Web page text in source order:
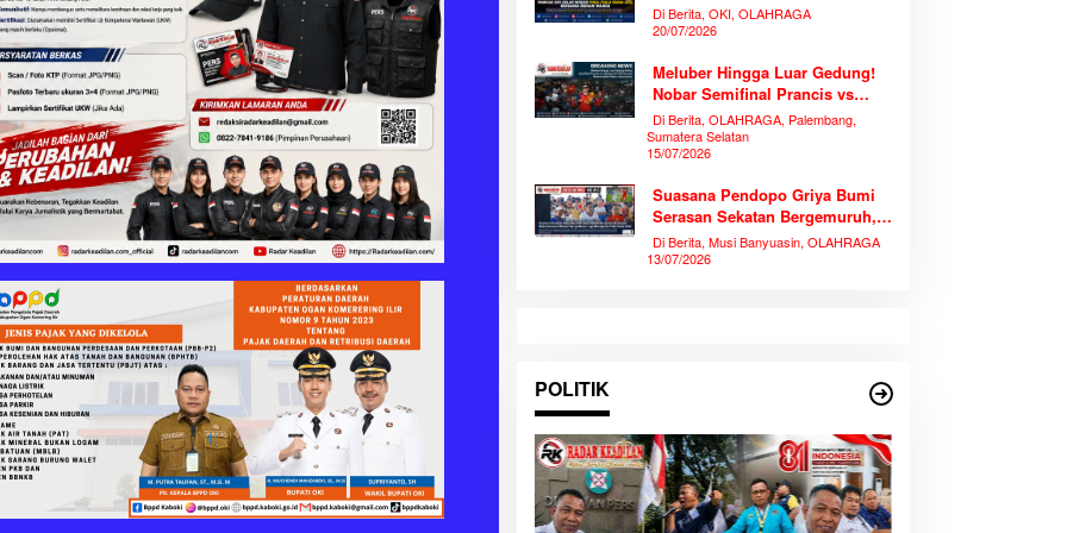
Piala Dunia 2026 Bersama
Ribuan Warga
Di Berita, OKI, OLAHRAGA
20/07/2026
Meluber Hingga Luar Gedung!
Nobar Semifinal Prancis vs
Spanyol di TVRI Sumsel
Memecahkan Rekor Antusiasme
Di Berita, OLAHRAGA, Palembang,
Sumatera Selatan
15/07/2026
Suasana Pendopo Griya Bumi
Serasan Sekatan Bergemuruh,
Bupati Muba Bersama Ribuan
Warga Nobar Laga Bersejarah
Di Berita, Musi Banyuasin, OLAHRAGA
13/07/2026
POLITIK